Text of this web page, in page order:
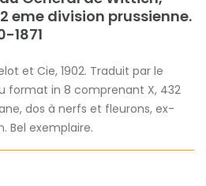
eme division prussienne.
1871
et Cie, 1902. Traduit par le
format in 8 comprenant X, 432
dos à nerfs et fleurons, ex-
Bel exemplaire.